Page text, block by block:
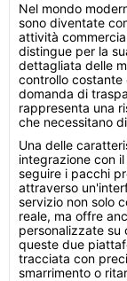
Nel mondo
sono diventate
attività
distingue per la
dettagliata delle
controllo costante
domanda di
rappresenta una
che necessitano
Una delle
integrazione con
seguire i pacchi
attraverso
servizio non solo
reale, ma offre
personalizzate su
queste due
tracciata con
smarrimento o